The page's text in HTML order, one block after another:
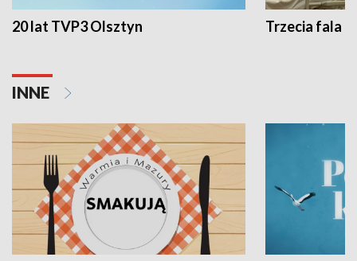
20 lat TVP3 Olsztyn Trzecia fala -
INNE